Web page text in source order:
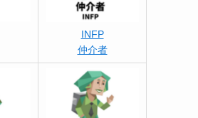
INFP
仲介者